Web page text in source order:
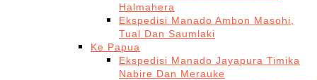
Halmahera
Ekspedisi Manado Ambon Masohi,
Tual Dan Saumlaki
Ke Papua
Ekspedisi Manado Jayapura Timika
Nabire Dan Merauke